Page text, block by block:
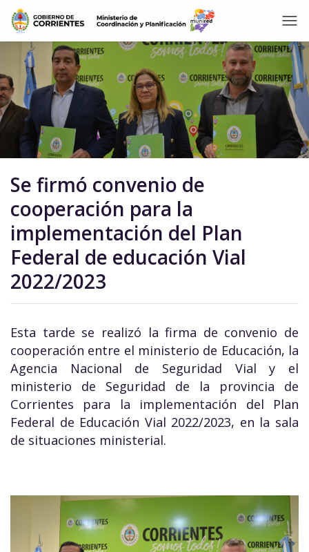
Se firmó convenio de
cooperación para la
implementación del Plan
Federal de educación Vial
2022/2023
Esta tarde se realizó la firma de convenio de
cooperación entre el ministerio de Educación, la
Agencia Nacional de Seguridad Vial y el
ministerio de Seguridad de la provincia de
Corrientes para la implementación del Plan
Federal de Educación Vial 2022/2023, en la sala
de situaciones ministerial.